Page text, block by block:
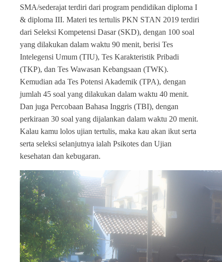
SMA/sederajat terdiri dari program pendidikan diploma I
& diploma III. Materi tes tertulis PKN STAN 2019 terdiri
dari Seleksi Kompetensi Dasar (SKD), dengan 100 soal
yang dilakukan dalam waktu 90 menit, berisi Tes
Intelegensi Umum (TIU), Tes Karakteristik Pribadi
(TKP), dan Tes Wawasan Kebangsaan (TWK).
Kemudian ada Tes Potensi Akademik (TPA), dengan
jumlah 45 soal yang dilakukan dalam waktu 40 menit.
Dan juga Percobaan Bahasa Inggris (TBI), dengan
perkiraan 30 soal yang dijalankan dalam waktu 20 menit.
Kalau kamu lolos ujian tertulis, maka kau akan ikut serta
serta seleksi selanjutnya ialah Psikotes dan Ujian
kesehatan dan kebugaran.